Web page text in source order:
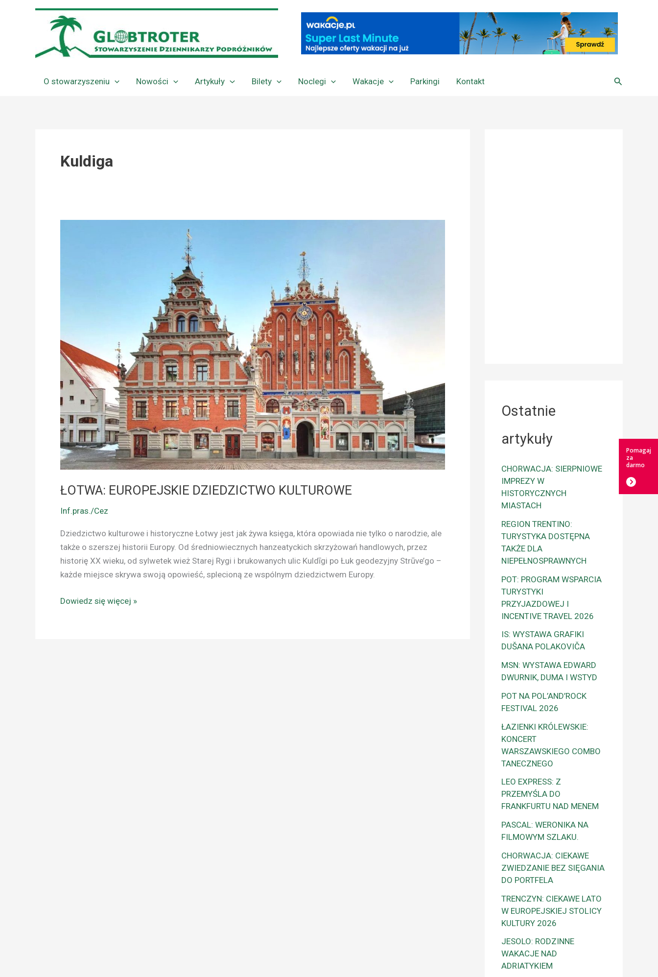
O stowarzyszeniu Nowości Artykuły Bilety Noclegi Wakacje Parkingi Kontakt Szukaj
Kuldiga
ŁOTWA: EUROPEJSKIE DZIEDZICTWO KULTUROWE
Inf.pras./Cez
Dziedzictwo kulturowe i historyczne Łotwy jest jak żywa księga, która opowiada nie tylko o narodzie, ale
także o szerszej historii Europy. Od średniowiecznych hanzeatyckich skrzyżowań handlowych, przez
historię XX wieku, od sylwetek wież Starej Rygi i brukowanych ulic Kuldīgi po Łuk geodezyjny Strūve’go –
każde miejsce skrywa swoją opowieść, splecioną ze wspólnym dziedzictwem Europy.
Dowiedz się więcej »
Ostatnie
artykuły
CHORWACJA: SIERPNIOWE
IMPREZY W
HISTORYCZNYCH
MIASTACH
REGION TRENTINO:
TURYSTYKA DOSTĘPNA
TAKŻE DLA
NIEPEŁNOSPRAWNYCH
POT: PROGRAM WSPARCIA
TURYSTYKI
PRZYJAZDOWEJ I
INCENTIVE TRAVEL 2026
IS: WYSTAWA GRAFIKI
DUŠANA POLAKOVIČA
MSN: WYSTAWA EDWARD
DWURNIK, DUMA I WSTYD
POT NA POL’AND’ROCK
FESTIVAL 2026
ŁAZIENKI KRÓLEWSKIE:
KONCERT
WARSZAWSKIEGO COMBO
TANECZNEGO
LEO EXPRESS: Z
PRZEMYŚLA DO
FRANKFURTU NAD MENEM
PASCAL: WERONIKA NA
FILMOWYM SZLAKU.
CHORWACJA: CIEKAWE
ZWIEDZANIE BEZ SIĘGANIA
DO PORTFELA
TRENCZYN: CIEKAWE LATO
W EUROPEJSKIEJ STOLICY
KULTURY 2026
JESOLO: RODZINNE
WAKACJE NAD
ADRIATYKIEM
Pomagaj
za
darmo